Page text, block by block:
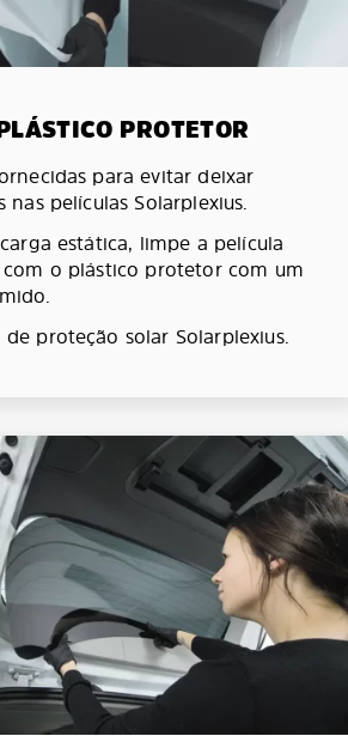
PROTETOR
para evitar deixar
nas películas Solarplexius.
estática, limpe a película
com o plástico protetor com um
proteção solar Solarplexius.